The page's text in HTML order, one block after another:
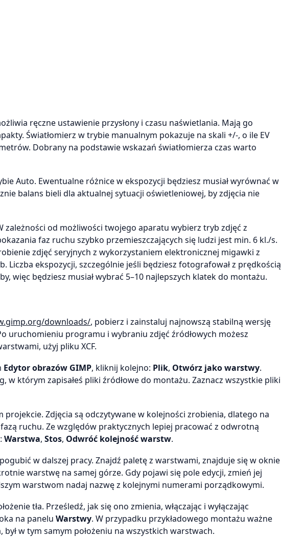
ręczne ustawienie przysłony i czasu naświetlania. Mają go
Światłomierz w trybie manualnym pokazuje na skali +/-, o ile EV
Dobrany na podstawie wskazań światłomierza czas warto
Auto. Ewentualne różnice w ekspozycji będziesz musiał wyrównać w
balans bieli dla aktualnej sytuacji oświetleniowej, by zdjęcia nie
od możliwości twojego aparatu wybierz tryb zdjęć z
faz ruchu szybko przemieszczających się ludzi jest min. 6 kl./s.
zdjęć seryjnych z wykorzystaniem elektronicznej migawki z
Liczba ekspozycji, szczególnie jeśli będziesz fotografował z prędkością
więc będziesz musiał wybrać 5–10 najlepszych klatek do montażu.
downloads/, pobierz i zainstaluj najnowszą stabilną wersję
uruchomieniu programu i wybraniu zdjęć źródłowych możesz
użyj pliku XCF.
Edytor obrazów GIMP, kliknij kolejno: Plik, Otwórz jako warstwy.
w którym zapisałeś pliki źródłowe do montażu. Zaznacz wszystkie pliki
projekcie. Zdjęcia są odczytywane w kolejności zrobienia, dlatego na
ruchu. Ze względów praktycznych lepiej pracować z odwrotną
Warstwa, Stos, Odwróć kolejność warstw.
w dalszej pracy. Znajdź paletę z warstwami, znajduje się w oknie
warstwę na samej górze. Gdy pojawi się pole edycji, zmień jej
warstwom nadaj nazwę z kolejnymi numerami porządkowymi.
tła. Prześledź, jak się ono zmienia, włączając i wyłączając
na panelu Warstwy. W przypadku przykładowego montażu ważne
w tym samym położeniu na wszystkich warstwach.